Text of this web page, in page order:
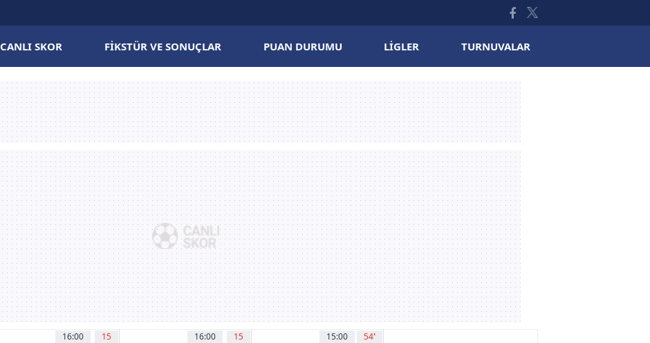
CANLI SKOR FIKSTÜR VE SONUÇLAR PUAN DURUMU LIGLER TURNUVALAR
16:00 15 16:00 15 15:00 54'